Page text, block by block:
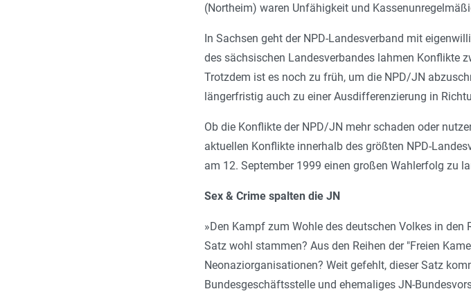
(Northeim) waren Unfähigkeit und
In Sachsen geht der NPD-Landesverband mit
des sächsischen Landesverbandes lahmen Konflikte
Trotzdem ist es noch zu früh, um die NPD/JN
längerfristig auch zu einer Ausdifferenzierung in
Ob die Konflikte der NPD/JN mehr schaden oder
aktuellen Konflikte innerhalb des größten NPD-
am 12. September 1999 einen großen Wahlerfolg zu
Sex & Crime spalten die JN
»Den Kampf zum Wohle des deutschen Volkes in
Satz wohl stammen? Aus den Reihen der "Freien
Neonaziorganisationen? Weit gefehlt, dieser Satz
Bundesgeschäftsstelle und ehemaliges JN-